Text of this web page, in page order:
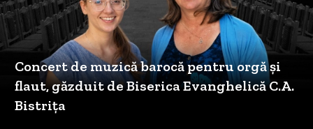
Concert de muzică barocă pentru orgă și
flaut, găzduit de Biserica Evanghelică C.A.
Bistrița